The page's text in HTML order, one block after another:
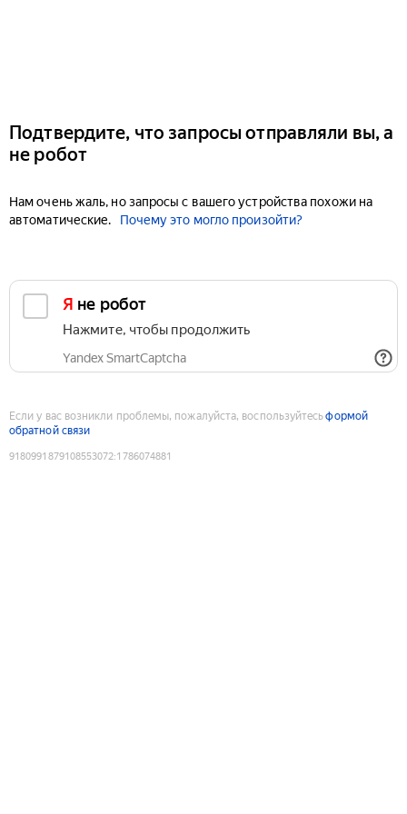
Подтвердите, что запросы отправляли вы, а
не робот
Нам очень жаль, но запросы с вашего устройства похожи на
автоматические.
Почему это могло произойти?
Я не робот
Нажмите, чтобы продолжить
Yandex SmartCaptcha
Если у вас возникли проблемы, пожалуйста, воспользуйтесьформой
обратной связи
9180991879108553072:1786074881